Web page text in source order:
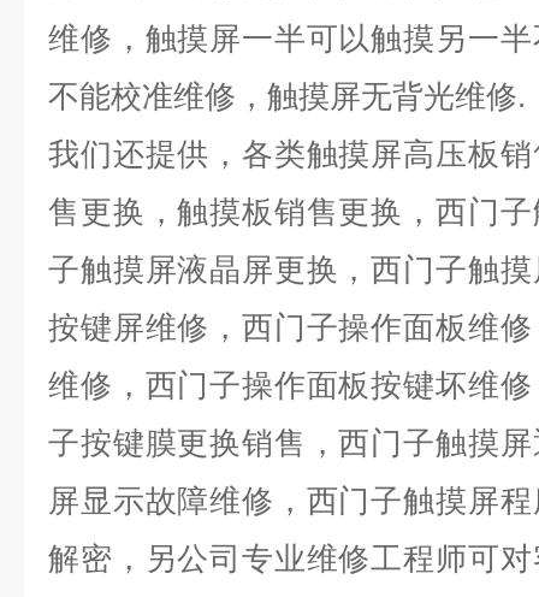
维修，触摸屏一半可以触摸另一
不能校准维修，触摸屏无背光维修.
我们还提供，各类触摸屏高压板
售更换，触摸板销售更换，西门
子触摸屏液晶屏更换，西门子触
按键屏维修，西门子操作面板维
维修，西门子操作面板按键坏维
子按键膜更换销售，西门子触摸
屏显示故障维修，西门子触摸屏
解密，另公司专业维修工程师可